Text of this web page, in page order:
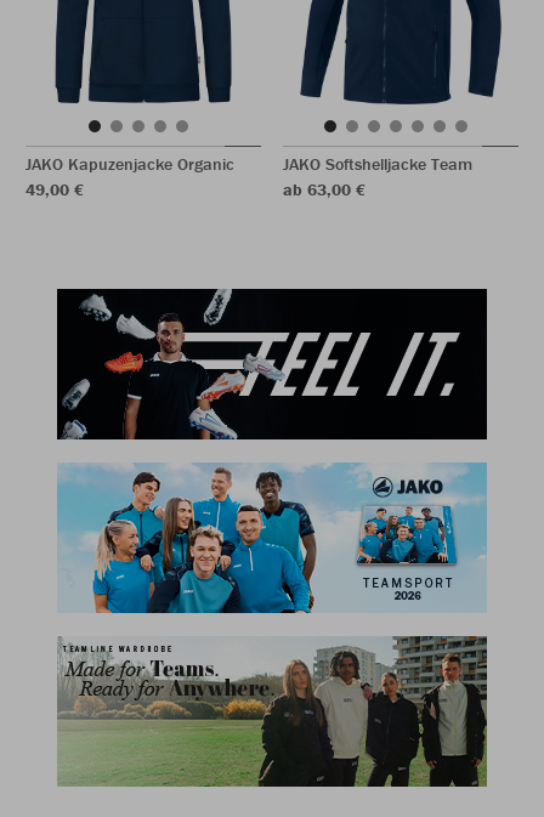
JAKO Kapuzenjacke Organic
49,00 €
JAKO Softshelljacke Team
ab 63,00 €